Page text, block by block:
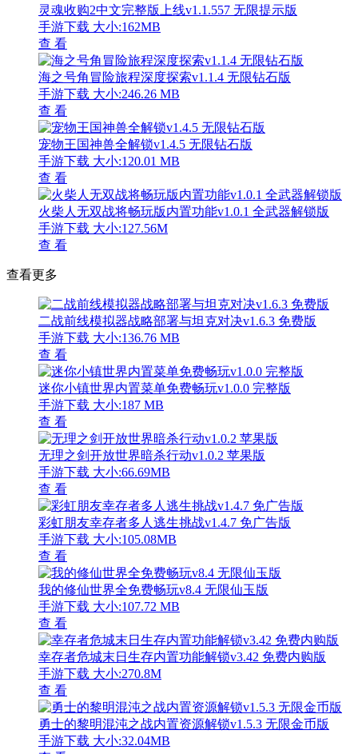
灵魂收购2中文完整版上线v1.1.557 无限提示版
手游下载 大小:162MB
查 看
海之号角冒险旅程深度探索v1.1.4 无限钻石版
手游下载 大小:246.26 MB
查 看
宠物王国神兽全解锁v1.4.5 无限钻石版
手游下载 大小:120.01 MB
查 看
火柴人无双战将畅玩版内置功能v1.0.1 全武器解锁版
手游下载 大小:127.56M
查 看
查看更多
二战前线模拟器战略部署与坦克对决v1.6.3 免费版
手游下载 大小:136.76 MB
查 看
迷你小镇世界内置菜单免费畅玩v1.0.0 完整版
手游下载 大小:187 MB
查 看
无理之剑开放世界暗杀行动v1.0.2 苹果版
手游下载 大小:66.69MB
查 看
彩虹朋友幸存者多人逃生挑战v1.4.7 免广告版
手游下载 大小:105.08MB
查 看
我的修仙世界全免费畅玩v8.4 无限仙玉版
手游下载 大小:107.72 MB
查 看
幸存者危城末日生存内置功能解锁v3.42 免费内购版
手游下载 大小:270.8M
查 看
勇士的黎明混沌之战内置资源解锁v1.5.3 无限金币版
手游下载 大小:32.04MB